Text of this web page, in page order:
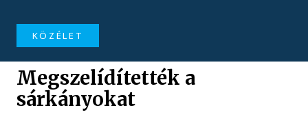
KÖZÉLET
Megszelídítették a
sárkányokat